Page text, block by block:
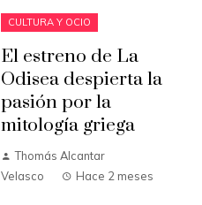
CULTURA Y OCIO
El estreno de La
Odisea despierta la
pasión por la
mitología griega
Thomás Alcantar
Velasco
Hace 2 meses